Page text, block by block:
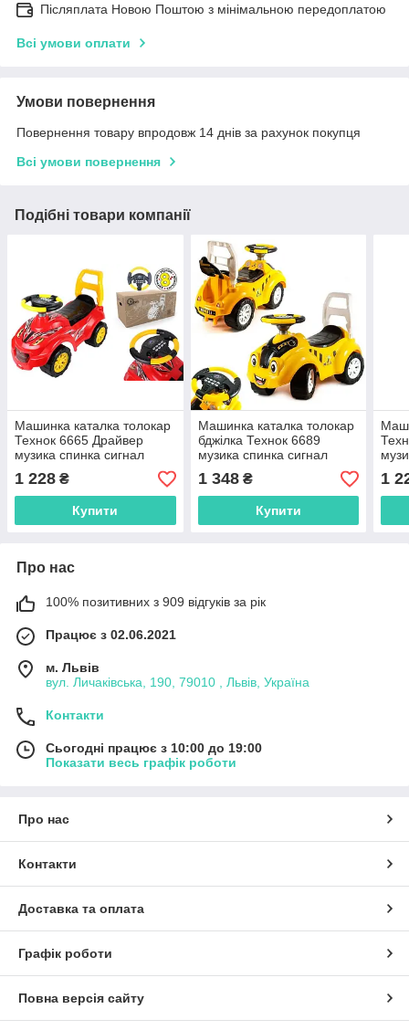
Післяплата Новою Поштою з мінімальною передоплатою
Всі умови оплати
Умови повернення
Повернення товару впродовж 14 днів за рахунок покупця
Всі умови повернення
Подібні товари компанії
Машинка каталка толокар
Технок 6665 Драйвер
музика спинка сигнал
багажник транспорт
автомобіль для дітей
1 228 ₴
Купити
Машинка каталка толокар
бджілка Технок 6689
музика спинка сигнал
багажник транспорт
автомобіль для дітей
1 348₴
Купити
1
Про нас
100% позитивних з 909 відгуків за рік
Працює з 02.06.2021
м. Львів
вул. Личаківська, 190, 79010 , Львів, Україна
Контакти
Сьогодні працює з 10:00 до 19:00
Показати весь графік роботи
Про нас
Контакти
Доставка та оплата
Графік роботи
Повна версія сайту